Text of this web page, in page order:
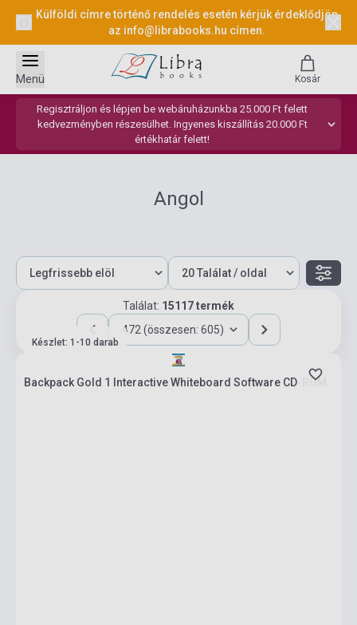
Külföldi címre történő rendelés esetén kérjük érdeklődjön
az info@librabooks.hu címen.
Regisztráljon és lépjen be webáruházunkba 25.000 Ft felett
kedvezményben részesülhet. Ingyenes kiszállítás 20.000 Ft
értékhatár felett!
Menü Kosár
Angol
Találat: 15117 termék
472 (összesen: 605)
Készlet: 1-10 darab
Backpack Gold 1 Interactive Whiteboard Software CD-ROM